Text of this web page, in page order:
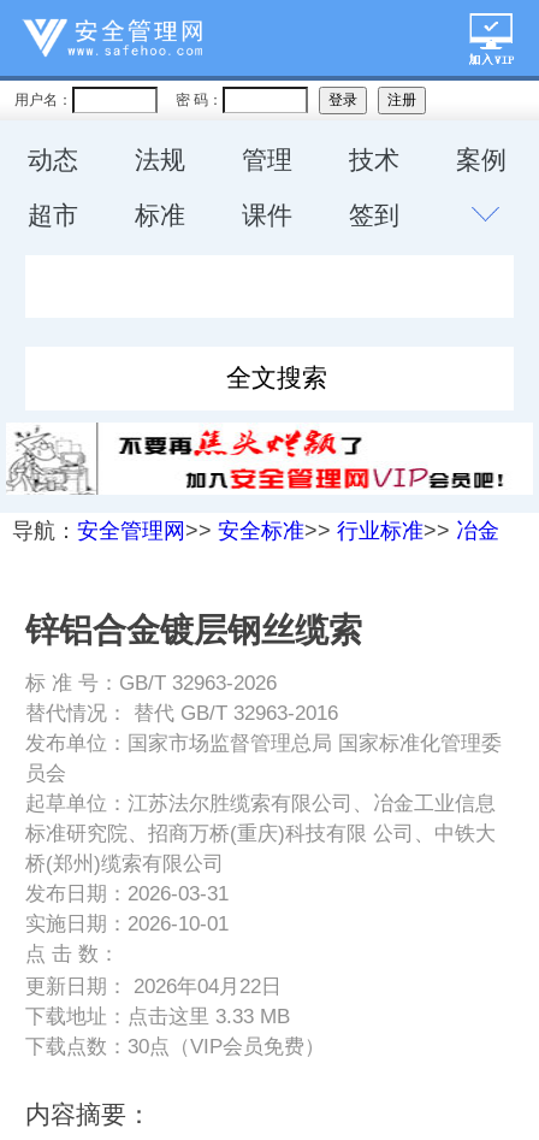
用户名： 密 码：
动态 法规 管理 技术
案例
超市
标准 课件 签到
导航： 安全管理网 >> 安全标准>> 行业标准>> 冶金
锌铝合金镀层钢丝缆索
标 准 号：GB/T 32963-2026
替代情况： 替代 GB/T 32963-2016
发布单位：国家市场监督管理总局 国家标准化管理委
员会
起草单位：江苏法尔胜缆索有限公司、冶金工业信息
标准研究院、招商万桥(重庆)科技有限 公司、中铁大
桥(郑州)缆索有限公司
发布日期：2026-03-31
实施日期：2026-10-01
点 击 数：
更新日期： 2026年04月22日
下载地址： 点击这里 3.33 MB
下载点数：30点（VIP会员免费）
内容摘要：